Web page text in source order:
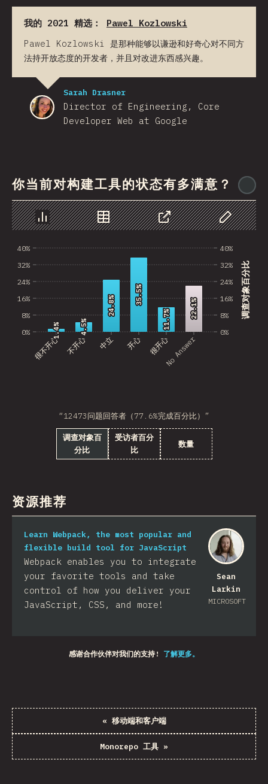
我的 2021 精选： Pawel Kozlowski
Pawel Kozlowski 是那种能够以谦逊和好奇心对不同方
法持开放态度的开发者，并且对改进东西感兴趣。
Sarah Drasner
Director of Engineering, Core
Developer Web at Google
你当前对构建工具的状态有多满意？
图表 数据 分享 自定义数据
0%
8%
16%
24%
32%
40%
调查对象百分比
很不开心 不开心 中立 开心 很开心No Answer
0%
8%
16%
24%
32%
40%
1.4%
1.4% 4.5%
4.5%
24.8%
24.8%
35.5%
35.5%
11.7%
11.7% 22.1%
22.1%
“12473问题回答者（77.6%完成百分比）”
调查对象百
分比
受访者百分
比
数量
资源推荐
Sean
Larkin
MICROSOFT
Learn Webpack, the most popular and
flexible build tool for JavaScript
Webpack enables you to integrate
your favorite tools and take
control of how you deliver your
JavaScript, CSS, and more!​
感谢合作伙伴对我们的支持! 了解更多。
« 移动端和客户端
Monorepo 工具 »